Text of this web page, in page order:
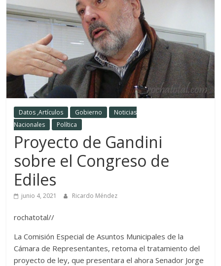
Datos ,Artículos Gobierno
Noticias
Nacionales
Política
Proyecto de Gandini
sobre el Congreso de
Ediles
junio 4, 2021 Ricardo Méndez
rochatotal//
La Comisión Especial de Asuntos Municipales de la
Cámara de Representantes, retoma el tratamiento del
proyecto de ley, que presentara el ahora Senador Jorge